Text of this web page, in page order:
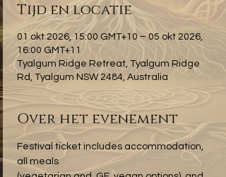
Tijd en locatie
01 okt 2026, 15:00 GMT+10 – 05 okt 2026,
16:00 GMT+11
Tyalgum Ridge Retreat, Tyalgum Ridge
Rd, Tyalgum NSW 2484, Australia
Over het evenement
Festival ticket includes accommodation,
all meals